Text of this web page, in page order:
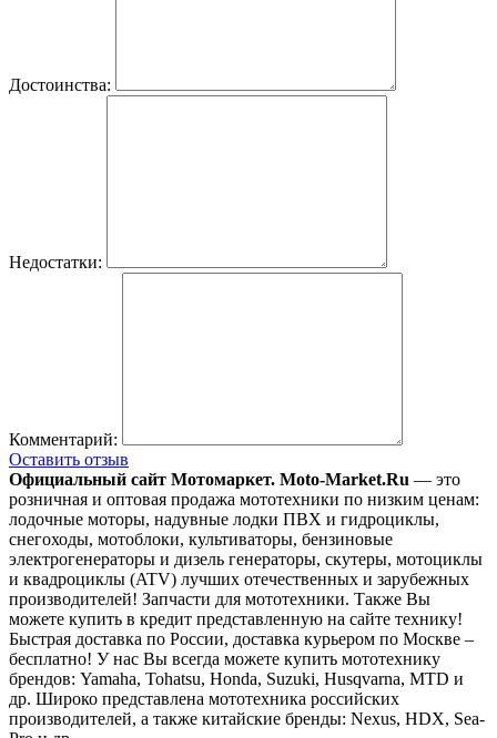
Достоинства:
Недостатки:
Комментарий:
Оставить отзыв
Официальный сайт Мотомаркет. Moto-Market.Ru — это
розничная и оптовая продажа мототехники по низким ценам:
лодочные моторы, надувные лодки ПВХ и гидроциклы,
снегоходы, мотоблоки, культиваторы, бензиновые
электрогенераторы и дизель генераторы, скутеры, мотоциклы
и квадроциклы (ATV) лучших отечественных и зарубежных
производителей! Запчасти для мототехники. Также Вы
можете купить в кредит представленную на сайте технику!
Быстрая доставка по России, доставка курьером по Москве –
бесплатно! У нас Вы всегда можете купить мототехнику
брендов: Yamaha, Tohatsu, Honda, Suzuki, Husqvarna, MTD и
др. Широко представлена мототехника российских
производителей, а также китайские бренды: Nexus, HDX, Sea-